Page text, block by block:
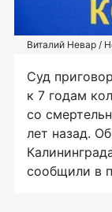
Виталий Невар /
Суд
к 7 годам
со
лет назад.
сообщили в